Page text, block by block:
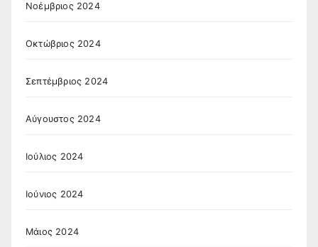
Νοέμβριος 2024
Οκτώβριος 2024
Σεπτέμβριος 2024
Αύγουστος 2024
Ιούλιος 2024
Ιούνιος 2024
Μάιος 2024